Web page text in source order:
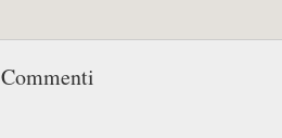
Commenti